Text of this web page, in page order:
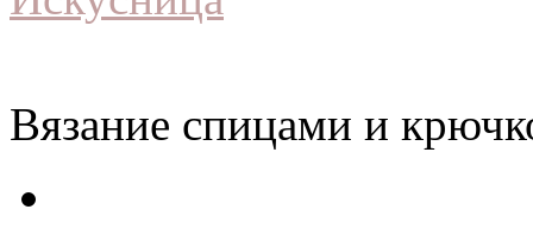
Вязание спицами и